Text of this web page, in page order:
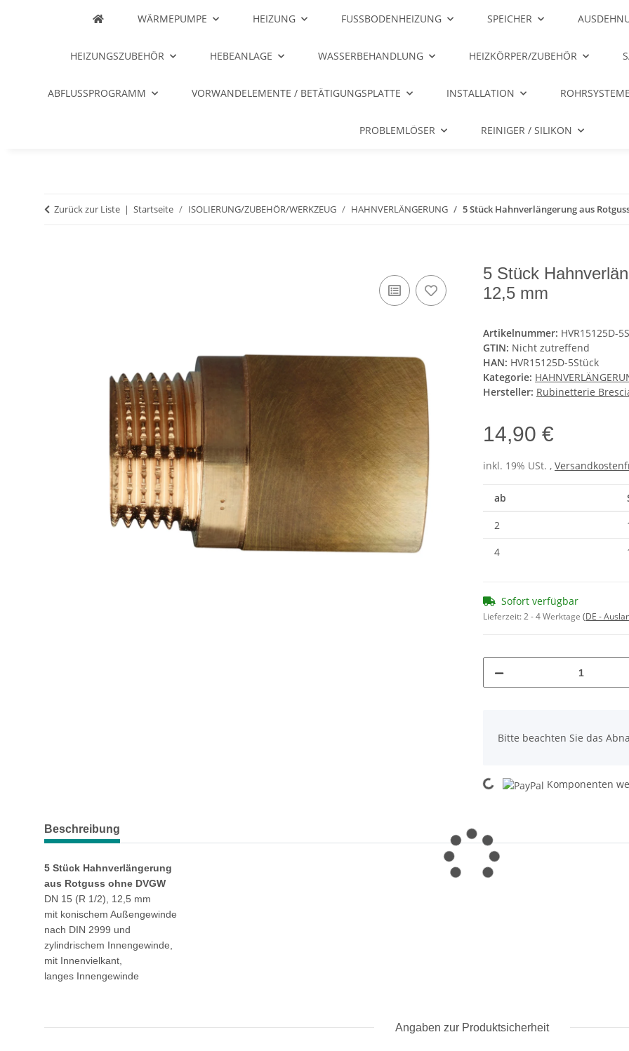
WÄRMEPUMPE HEIZUNG FUSSBODENHEIZUNG SPEICHER
HEIZUNGSZUBEHÖR HEBEANLAGE WASSERBEHANDLUNG HEIZKÖRPER/ZUBEHÖR
ABFLUSSPROGRAMM VORWANDELEMENTE / BETÄTIGUNGSPLATTE INSTALLATION
PROBLEMLÖSER REINIGER / SILIKON
Zurück zur Liste Startseite ISOLIERUNG/ZUBEHÖR/WERKZEUG HAHNVERLÄNGERUNG 5 Stück Hahnverlängerung aus
5 Stück
12,5 mm
Artikelnummer: HVR15125D-
GTIN: Nicht zutreffend
HAN: HVR15125D-5Stück
Kategorie:
Hersteller: Rubinetterie
14,90 €
inkl. 19% USt. ,
ab
2
4
Sofort verfügbar
Lieferzeit:2 - 4 Werktage (DE -
Bitte beachten Sie das
Loading... Komponenten
Beschreibung
5 Stück Hahnverlängerung
aus Rotguss ohne DVGW
DN 15 (R 1/2), 12,5 mm
mit konischem Außengewinde
nach DIN 2999 und
zylindrischem Innengewinde,
mit Innenvielkant,
langes Innengewinde
Angaben zur Produktsicherheit